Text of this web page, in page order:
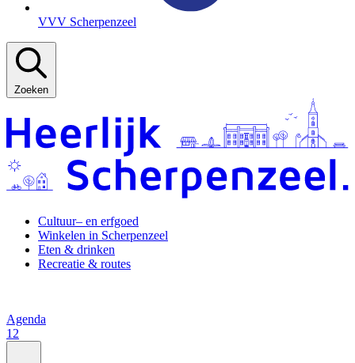
VVV Scherpenzeel
Zoeken
Cultuur– en erfgoed
Winkelen in Scherpenzeel
Eten & drinken
Recreatie & routes
Agenda
12